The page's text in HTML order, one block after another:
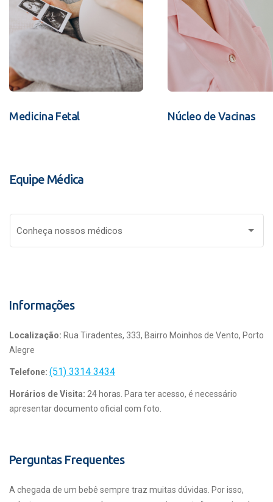
Medicina Fetal Núcleo de Vacinas
Equipe Médica
Conheça nossos médicos
Informações
Localização: Rua Tiradentes, 333, Bairro Moinhos de Vento, Porto
Alegre
Telefone: (51) 3314 3434
Horários de Visita: 24 horas. Para ter acesso, é necessário
apresentar documento oficial com foto.
Perguntas Frequentes
A chegada de um bebê sempre traz muitas dúvidas. Por isso,